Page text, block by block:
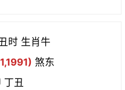
斋醮
出火
时 生肖牛
煞东
丁丑